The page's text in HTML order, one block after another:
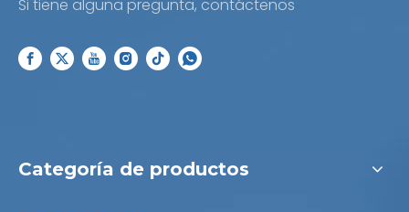
Si tiene alguna pregunta, contáctenos
Categoría de productos